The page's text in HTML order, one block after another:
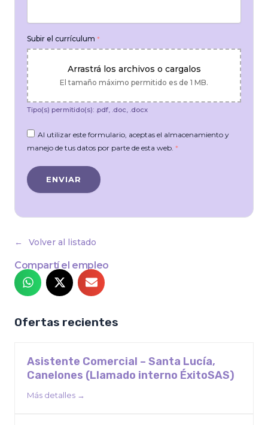
Subir el currículum *
Arrastrá los archivos o cargalos
El tamaño máximo permitido es de 1 MB.
Tipo(s) permitido(s): .pdf, .doc, .docx
Al utilizar este formulario, aceptas el almacenamiento y
manejo de tus datos por parte de esta web. *
Volver al listado
Compartí el empleo
Ofertas recientes
Asistente Comercial – Santa Lucía,
Canelones (Llamado interno ÉxitoSAS)
Más detalles